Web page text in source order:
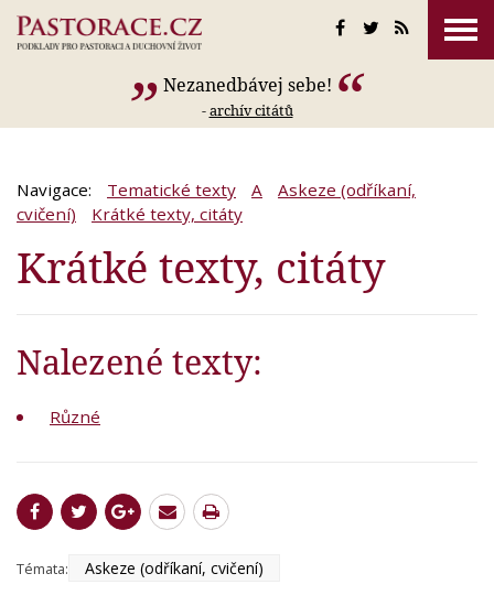
Nezanedbávej sebe!
-archív citátů
Navigace: Tematické texty A
Askeze (odříkaní,
cvičení)
Krátké texty, citáty
Krátké texty, citáty
Nalezené texty:
Různé
Témata: Askeze (odříkaní, cvičení)